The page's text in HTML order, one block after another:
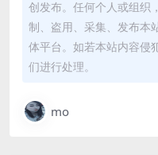
创发布。任何个人或组织
制、盗用、采集、发布本
体平台。如若本站内容侵
们进行处理。
mo